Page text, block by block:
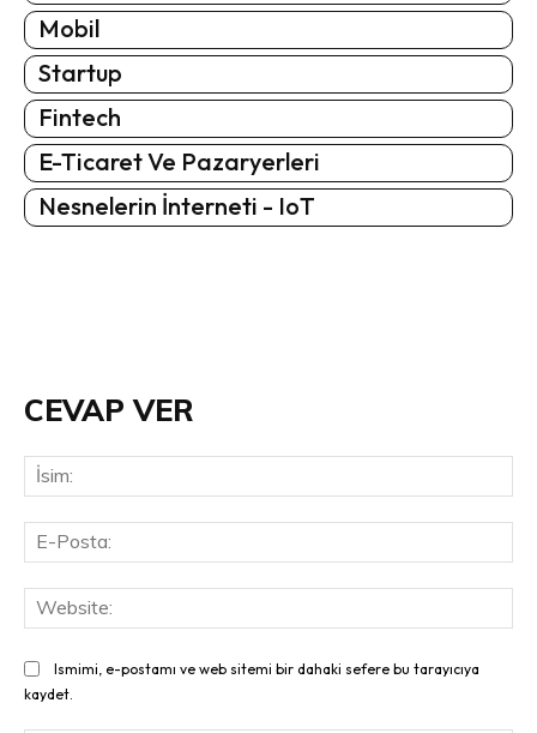
Mobil
Startup
Fintech
E-Ticaret Ve Pazaryerleri
Nesnelerin İnterneti - IoT
CEVAP VER
Ismimi, e-postamı ve web sitemi bir dahaki sefere bu tarayıcıya
kaydet.